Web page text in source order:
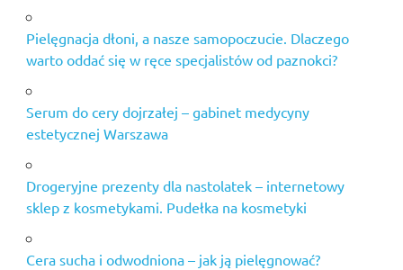
Pielęgnacja dłoni, a nasze samopoczucie. Dlaczego
warto oddać się w ręce specjalistów od paznokci?
Serum do cery dojrzałej – gabinet medycyny
estetycznej Warszawa
Drogeryjne prezenty dla nastolatek – internetowy
sklep z kosmetykami. Pudełka na kosmetyki
Cera sucha i odwodniona – jak ją pielęgnować?